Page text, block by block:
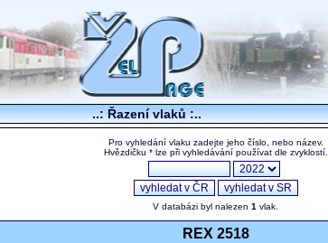
..: Řazení vlaků :..
Pro vyhledání vlaku zadejte jeho číslo, nebo název.
Hvězdičku * lze při vyhledávání používat dle zvyklostí.
V databázi byl nalezen 1 vlak.
REX 2518